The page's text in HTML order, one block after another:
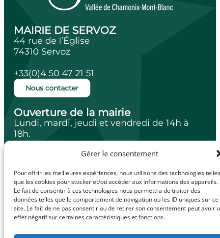
Gérer le consentement
Pour offrir les meilleures expériences, nous utilisons des technologies telles
que les cookies pour stocker et/ou accéder aux informations des appareils.
Le fait de consentir à ces technologies nous permettra de traiter des
données telles que le comportement de navigation ou les ID uniques sur ce
site. Le fait de ne pas consentir ou de retirer son consentement peut avoir
effet négatif sur certaines caractéristiques et fonctions.
MAIRIE DE SERVOZ
44 rue de l’Église
74310 Servoz
+33(0)4 50 47 21 51
Nous contacter
Ouverture de la mairie
Lundi, mardi, jeudi et vendredi de 14h à
18h.
facebookIlliwap